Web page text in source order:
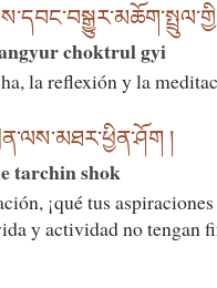
choktrul gyi
la reflexión y la
།
tarchin shok
¡qué tus aspiraciones
y actividad no tengan